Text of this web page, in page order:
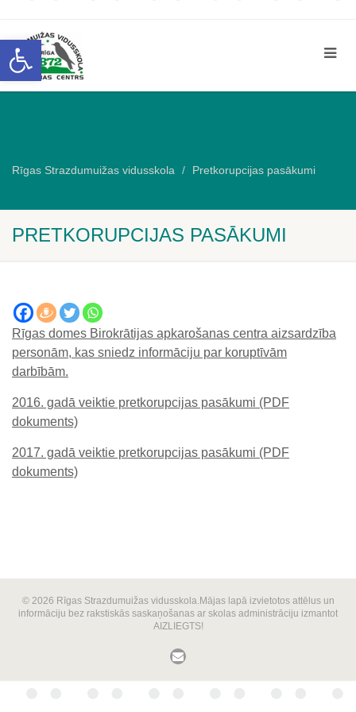
Open toolbar
Rīgas Strazdumuižas vidusskola Pretkorupcijas pasākumi
PRETKORUPCIJAS PASĀKUMI
Rīgas domes Birokrātijas apkarošanas centra aizsardzība
personām, kas sniedz informāciju par koruptīvām
darbībām.
2016. gadā veiktie pretkorupcijas pasākumi (PDF
dokuments)
2017. gadā veiktie pretkorupcijas pasākumi (PDF
dokuments)
© 2026 Rīgas Strazdumuižas vidusskola.Mājas lapā izvietotos attēlus un
informāciju bez rakstiskās saskaņošanas ar skolas administrāciju izmantot
AIZLIEGTS!